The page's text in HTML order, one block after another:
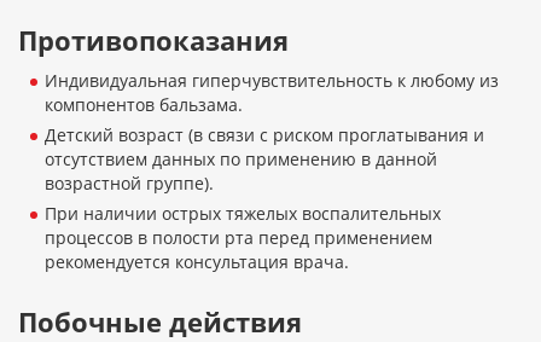
Противопоказания
Индивидуальная гиперчувствительность к любому из
компонентов бальзама.
Детский возраст (в связи с риском проглатывания и
отсутствием данных по применению в данной
возрастной группе).
При наличии острых тяжелых воспалительных
процессов в полости рта перед применением
рекомендуется консультация врача.
Побочные действия